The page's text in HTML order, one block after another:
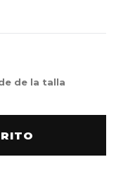
de la talla